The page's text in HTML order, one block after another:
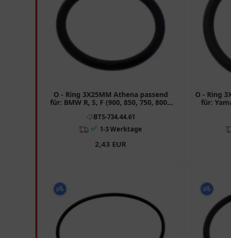
O - Ring 3X25MM Athena passend
für: BMW R, S, F (900, 850, 750, 800),
BTS-734.44.61
✅ 1-3 Werktage
2,43 EUR
O - Ring
für: